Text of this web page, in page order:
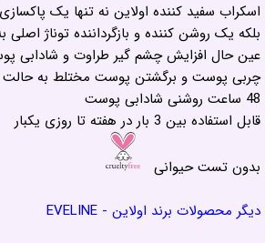
اسکراب سفید کننده اولاین نه تنها یک
بلکه یک روشن کننده و بازگرداننده توناژ
عین حال افزایش چشم گیر طراوت و شادابی
چربی پوست و برگشتن پوست مختلط به
48 ساعت روشنی شادابی پوست
قابل استفاده بین 3 بار در هفته تا روزی یکبار
بدون تست حیوانی
دیگر محصولات برند اولاین - EVELINE